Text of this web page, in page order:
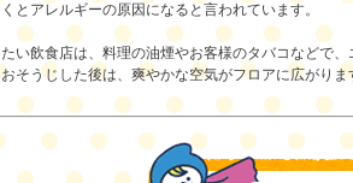
とアレルギーの原因になると言われています。
い飲食店は、料理の油煙やお客様のタバコなどで、
そうじした後は、爽やかな空気がフロアに広がりま